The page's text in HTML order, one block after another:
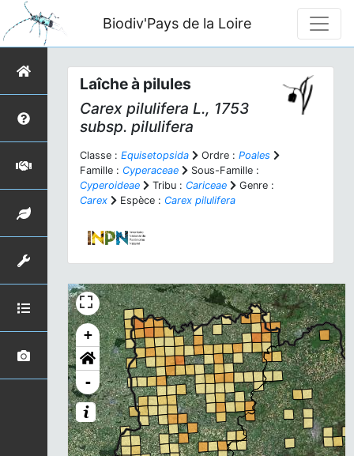
Biodiv'Pays de la Loire
Laîche à pilules
Carex pilulifera L., 1753
subsp. pilulifera
Classe : Equisetopsida Ordre : Poales
Famille : Cyperaceae
Sous-Famille :
Cyperoideae
Tribu : Cariceae
Genre :
Carex
Espèce : Carex pilulifera
+
-